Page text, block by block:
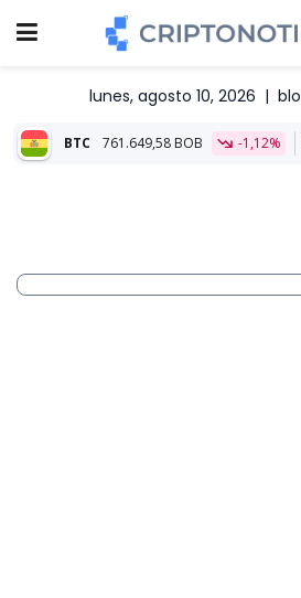
lunes, agosto 10, 2026 |
BOB -1,12% ETH 22.317,25 BOB